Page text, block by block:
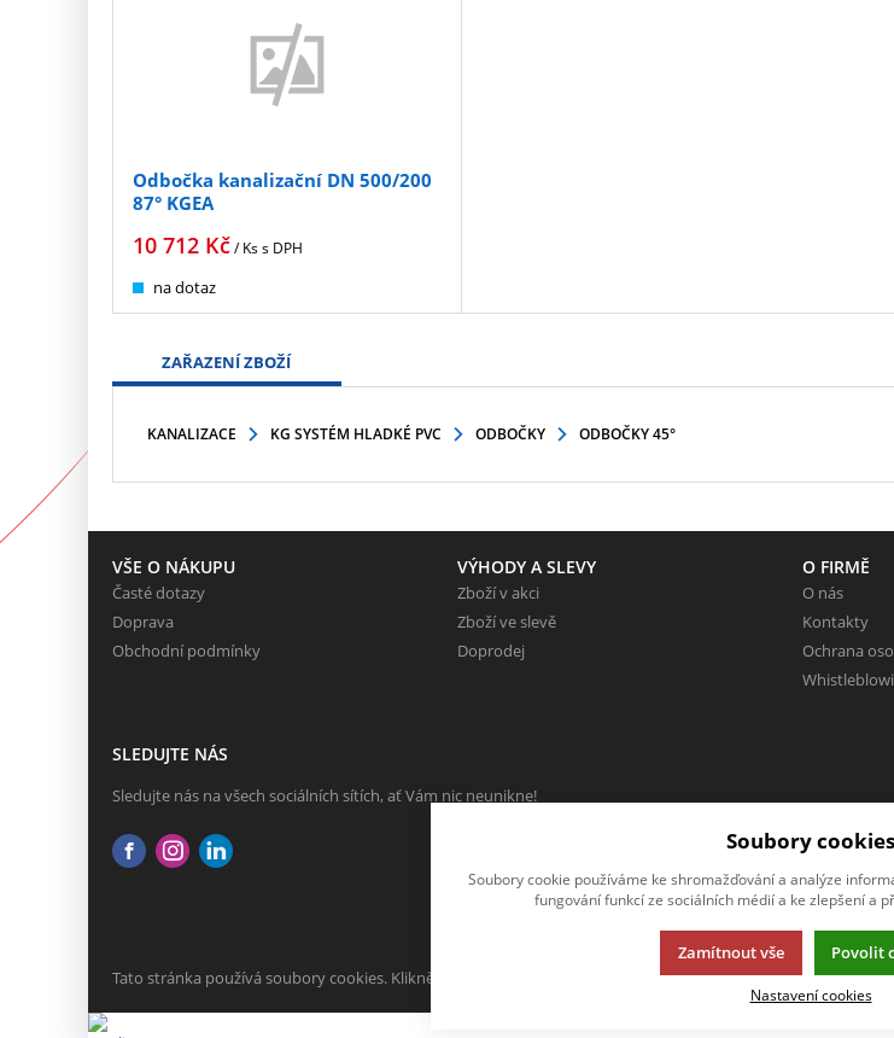
Odbočka kanalizační DN 500/200
87° KGEA
10 712Kč/ Kss DPH
na dotaz
ZAŘAZENÍ ZBOŽÍ
KANALIZACE KG SYSTÉM HLADKÉ PVC ODBOČKY ODBOČKY 45°
VŠE O NÁKUPU
Časté dotazy
Doprava
Obchodní podmínky
VÝHODY A SLEVY
Zboží v akci
Zboží ve slevě
Doprodej
O FIRMĚ
O nás
Kontakty
Ochrana
SLEDUJTE NÁS
Sledujte nás na všech sociálních sítích, ať Vám nic neunikne!
Tato stránka používá soubory cookies. Klikněte pro více informací.
Soubory cookies
Soubory cookie používáme ke shromažďování a analýze
fungování funkcí ze sociálních médií a ke zlepšení a
Zamítnout vše Povolit
Nastavení cookies